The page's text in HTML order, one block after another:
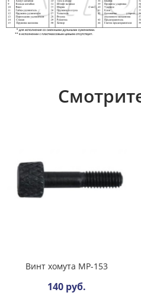
Винт хомута МР-153
140 руб.